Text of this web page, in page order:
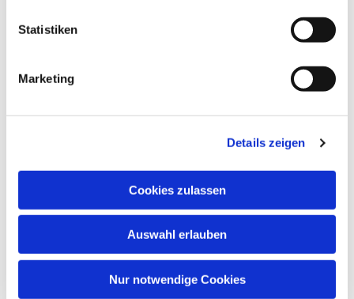
Statistiken
Marketing
Details zeigen
Cookies zulassen
Auswahl erlauben
Nur notwendige Cookies